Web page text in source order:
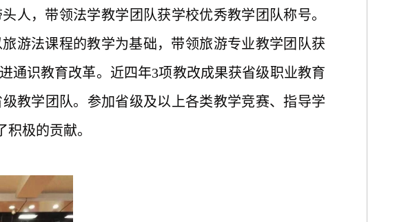
人，带领法学教学团队获学校优秀教学团队称号。
游法课程的教学为基础，带领旅游专业教学团队获
通识教育改革。 近四年3项教改成果获省级职业教育
教学团队。参加省级及以上各类教学竞赛、指导学
积极的贡献。